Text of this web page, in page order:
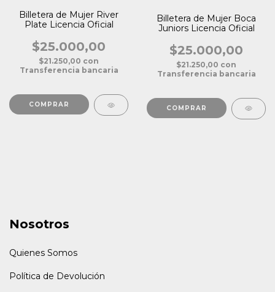
Billetera de Mujer River
Plate Licencia Oficial
$25.000,00
$21.250,00 con
Transferencia bancaria
Billetera de Mujer Boca
Juniors Licencia Oficial
$25.000,00
$21.250,00 con
Transferencia bancaria
Nosotros
Quienes Somos
Política de Devolución